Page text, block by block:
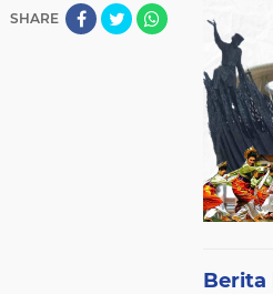
SHARE
Berita